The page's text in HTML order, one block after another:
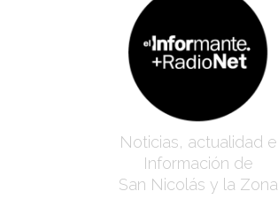
Noticias, actualidad e
Información de
San Nicolás y la Zona